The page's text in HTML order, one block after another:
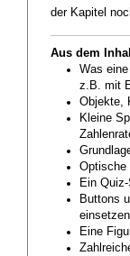
der Kapitel
Aus dem
Was
z.B. mit
Objekte,
Kleine
Optische
Ein
Buttons
einsetzen
Eine